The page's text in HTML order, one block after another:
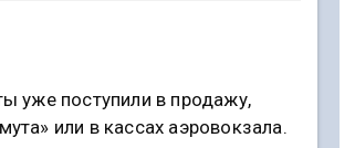
уже поступили в продажу,
или в кассах аэровокзала.